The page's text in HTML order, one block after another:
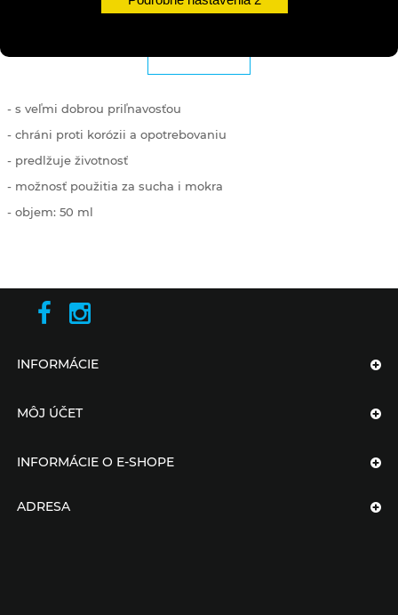
- s veľmi dobrou priľnavosťou
- chráni proti korózii a opotrebovaniu
- predlžuje životnosť
- možnosť použitia za sucha i mokra
- objem: 50 ml
INFORMÁCIE
MÔJ ÚČET
INFORMÁCIE O E-SHOPE
ADRESA